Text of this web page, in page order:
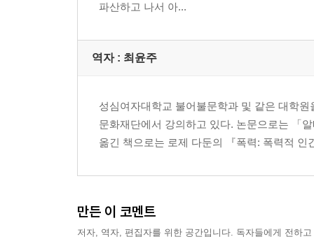
파산하고 나서 아...
역자 : 최윤주
성심여자대학교 불어불문학과 및 같은 대학
문화재단에서 강의하고 있다. 논문으로는 「알
옮긴 책으로는 로제 다둔의 『폭력: 폭력적 인
만든 이 코멘트
저자, 역자, 편집자를 위한 공간입니다. 독자들에게 전하